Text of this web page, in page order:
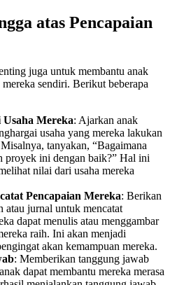
atas Pencapaian
juga untuk membantu anak
mereka sendiri. Berikut beberapa
Mereka: Ajarkan anak
usaha yang mereka lakukan
tanyakan, “Bagaimana
proyek ini dengan baik?” Hal ini
nilai dari usaha mereka
Pencapaian Mereka: Berikan
atau jurnal untuk mencatat
dapat menulis atau menggambar
raih. Ini akan menjadi
akan kemampuan mereka.
: Memberikan tanggung jawab
dapat membantu mereka merasa